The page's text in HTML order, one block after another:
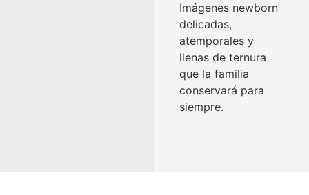
Imágenes newborn
delicadas,
atemporales y
llenas de ternura
que la familia
conservará para
siempre.